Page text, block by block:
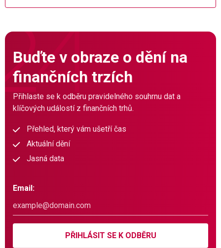
Buďte v obraze o dění na
finančních trzích
Přihlaste se k odběru pravidelného souhrnu dat a
klíčových událostí z finančních trhů.
Přehled, který vám ušetří čas
Aktuální dění
Jasná data
Email:
PŘIHLÁSIT SE K ODBĚRU